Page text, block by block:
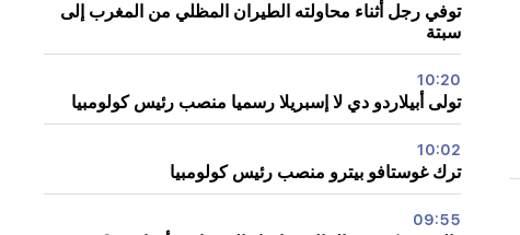
توفي رجل أثناء محاولته الطيران المظلي من المغرب إلى
سبتة
10:20
تولى أبيلاردو دي لا إسبريلا رسميا منصب رئيس كولومبيا
10:02
ترك غوستافو بيترو منصب رئيس كولومبيا
09:55